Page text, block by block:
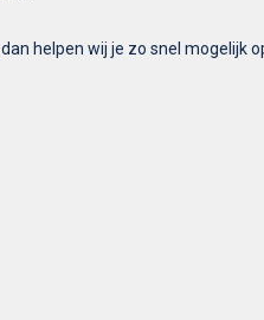
dan helpen wij je zo snel mogelijk